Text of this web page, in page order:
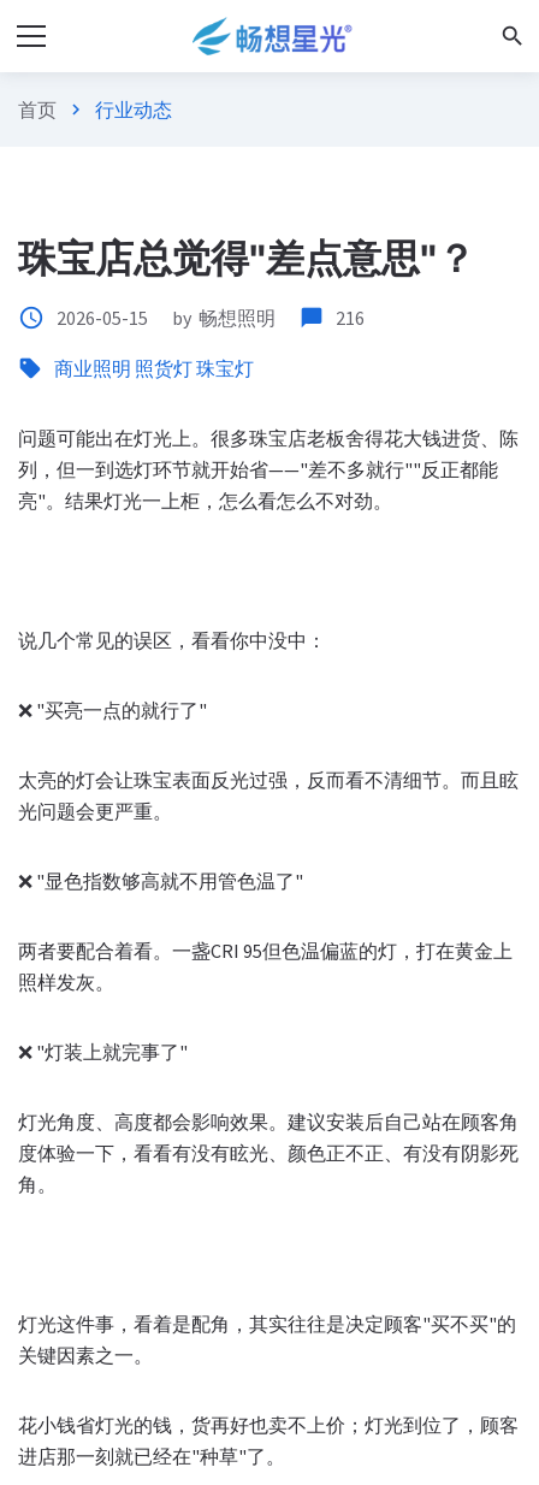
search
首页 chevron_right 行业动态
珠宝店总觉得"差点意思"？
access_time 2026-05-15 by 畅想照明 chat_bubble 216
sell 商业照明 照货灯珠宝灯
问题可能出在灯光上。很多珠宝店老板舍得花大钱进货、陈
列，但一到选灯环节就开始省——"差不多就行""反正都能
亮"。结果灯光一上柜，怎么看怎么不对劲。
说几个常见的误区，看看你中没中：
❌ "买亮一点的就行了"
太亮的灯会让珠宝表面反光过强，反而看不清细节。而且眩
光问题会更严重。
❌ "显色指数够高就不用管色温了"
两者要配合着看。一盏CRI 95但色温偏蓝的灯，打在黄金上
照样发灰。
❌ "灯装上就完事了"
灯光角度、高度都会影响效果。建议安装后自己站在顾客角
度体验一下，看看有没有眩光、颜色正不正、有没有阴影死
角。
灯光这件事，看着是配角，其实往往是决定顾客"买不买"的
关键因素之一。
花小钱省灯光的钱，货再好也卖不上价；灯光到位了，顾客
进店那一刻就已经在"种草"了。